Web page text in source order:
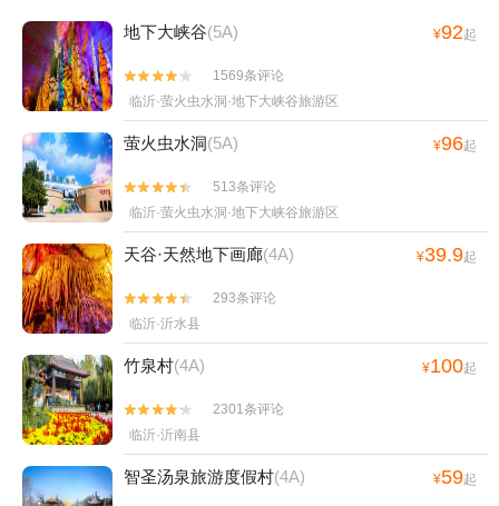
地下大峡谷(5A) ¥92起


1569条评论
临沂·萤火虫水洞·地下大峡谷旅游区
萤火虫水洞(5A) ¥96起


513条评论
临沂·萤火虫水洞·地下大峡谷旅游区
天谷·天然地下画廊(4A) ¥39.9起


293条评论
临沂·沂水县
竹泉村(4A) ¥100起


2301条评论
临沂·沂南县
智圣汤泉旅游度假村(4A) ¥59起